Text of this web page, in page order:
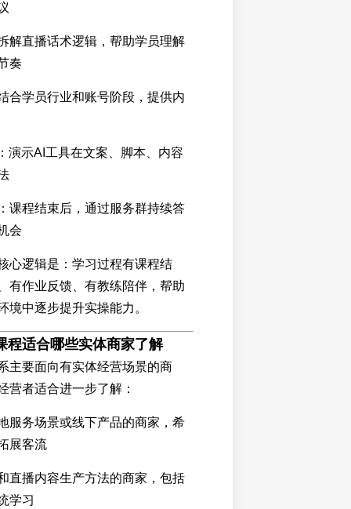
解直播话术逻辑，帮助学员理解
奏
合学员行业和账号阶段，提供内
演示AI工具在文案、脚本、内容
课程结束后，通过服务群持续答
会
心逻辑是：学习过程有课程结
有作业反馈、有教练陪伴，帮助
境中逐步提升实操能力。
程适合哪些实体商家了解
主要面向有实体经营场景的商
营者适合进一步了解：
服务场景或线下产品的商家，希
展客流
直播内容生产方法的商家，包括
学习